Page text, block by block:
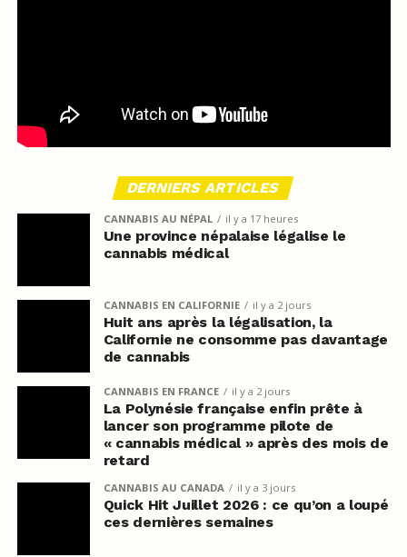
DERNIERS ARTICLES
CANNABIS AU NÉPAL il y a 17 heures
Une province népalaise légalise le
cannabis médical
CANNABIS EN CALIFORNIE il y a 2 jours
Huit ans après la légalisation, la
Californie ne consomme pas davantage
de cannabis
CANNABIS EN FRANCE il y a 2 jours
La Polynésie française enfin prête à
lancer son programme pilote de
« cannabis médical » après des mois de
retard
CANNABIS AU CANADA il y a 3 jours
Quick Hit Juillet 2026 : ce qu’on a loupé
ces dernières semaines